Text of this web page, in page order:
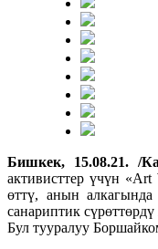
Бишкек, 15.08.21. /
активисттер үчүн
өттү, анын алкагында
санариптик
Бул тууралуу